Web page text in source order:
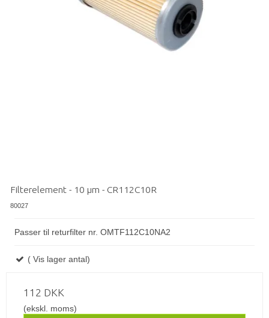
Filterelement - 10 µm - CR112C10R
80027
Passer til returfilter nr. OMTF112C10NA2
( Vis lager antal)
112 DKK
(ekskl. moms)